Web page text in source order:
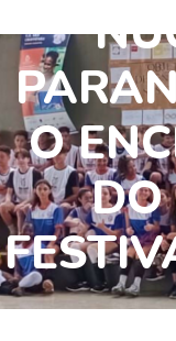
O
DO